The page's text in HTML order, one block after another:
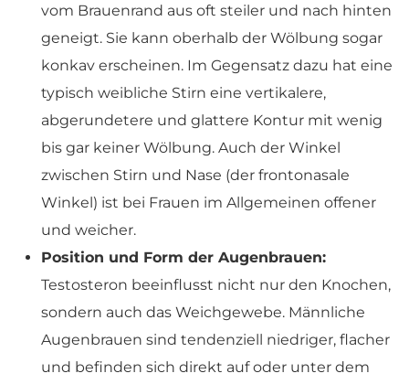
vom Brauenrand aus oft steiler und nach hinten
geneigt. Sie kann oberhalb der Wölbung sogar
konkav erscheinen. Im Gegensatz dazu hat eine
typisch weibliche Stirn eine vertikalere,
abgerundetere und glattere Kontur mit wenig
bis gar keiner Wölbung. Auch der Winkel
zwischen Stirn und Nase (der frontonasale
Winkel) ist bei Frauen im Allgemeinen offener
und weicher.
Position und Form der Augenbrauen:
Testosteron beeinflusst nicht nur den Knochen,
sondern auch das Weichgewebe. Männliche
Augenbrauen sind tendenziell niedriger, flacher
und befinden sich direkt auf oder unter dem